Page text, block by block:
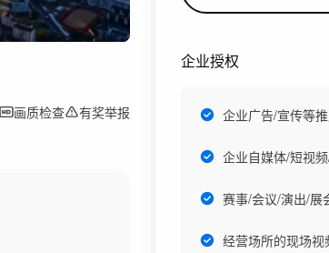
画质检查 有奖举报
企业授权
企业广告/宣传等
企业自媒体/短视
赛事/会议/演出/展
经营场所的现场视